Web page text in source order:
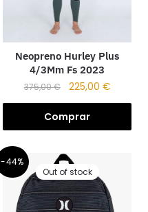
Neopreno Hurley Plus
4/3Mm Fs 2023
375,00€ 225,00 €
Comprar
-44%
Out of stock